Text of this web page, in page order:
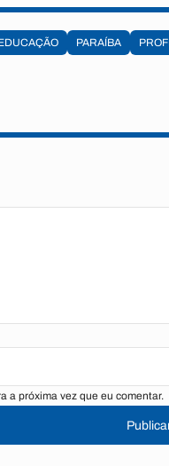
PARAÍBA
a próxima vez que eu comentar.